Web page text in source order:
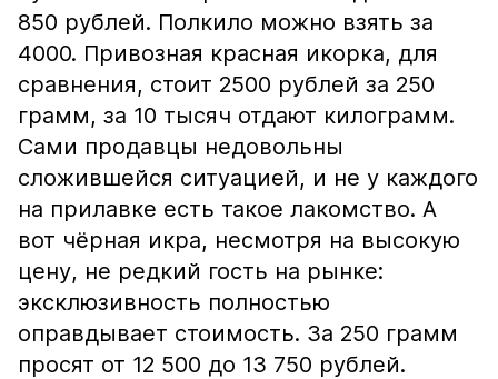
850 рублей. Полкило можно взять за
4000. Привозная красная икорка, для
сравнения, стоит 2500 рублей за 250
грамм, за 10 тысяч отдают килограмм.
Сами продавцы недовольны
сложившейся ситуацией, и не у каждого
на прилавке есть такое лакомство. А
вот чёрная икра, несмотря на высокую
цену, не редкий гость на рынке:
эксклюзивность полностью
оправдывает стоимость. За 250 грамм
просят от 12 500 до 13 750 рублей.